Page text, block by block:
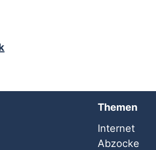
Themen
Internet
Abzocke